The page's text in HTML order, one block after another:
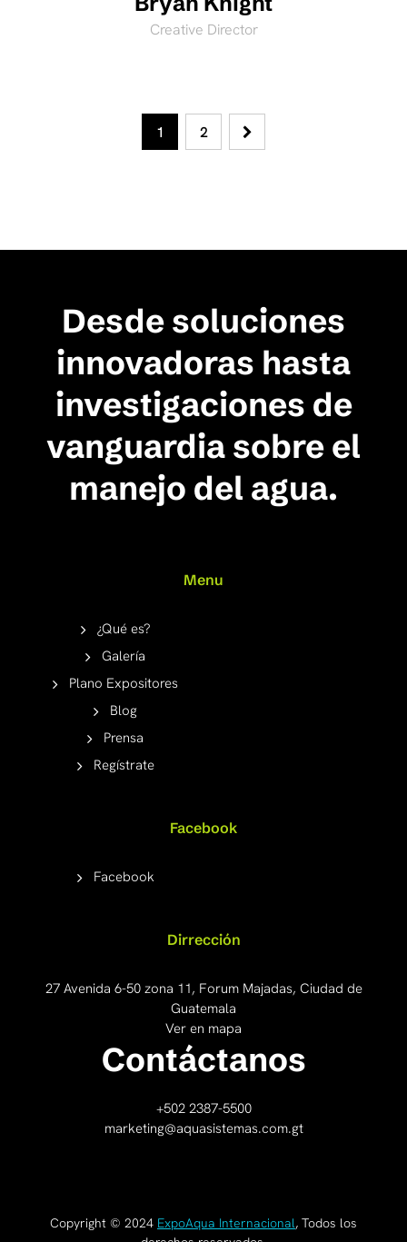
Creative Director
1 2
Desde soluciones
innovadoras hasta
investigaciones de
vanguardia sobre el
manejo del agua.
Menu
¿Qué es?
Galería
Plano Expositores
Blog
Prensa
Regístrate
Facebook
Facebook
Dirrección
27 Avenida 6-50 zona 11, Forum Majadas, Ciudad de
Guatemala
Ver en mapa
Contáctanos
+502 2387-5500
marketing@aquasistemas.com.gt
Copyright © 2024 ExpoAqua Internacional, Todos los